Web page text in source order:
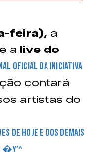
feira), a
a live do
oficial da iniciativa
contará
artistas do
DE HOJE E DOS DEMAIS
�Y’^